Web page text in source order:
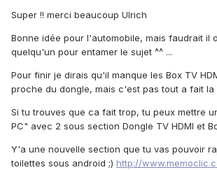
Super !! merci beaucoup Ulrich
Bonne idée pour l'automobile, mais faudrait il
quelqu'un pour entamer le sujet ^^ ...
Pour finir je dirais qu'il manque les Box TV
proche du dongle, mais c'est pas tout a fait la
Si tu trouves que ca fait trop, tu peux mettre
PC" avec 2 sous section Dongle TV HDMI et
Y'a une nouvelle section que tu vas pouvoir
toilettes sous android ;) http://